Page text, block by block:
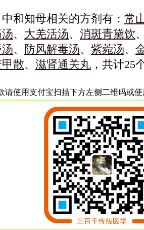
和知母相关的方剂有： 常
、 大羌活汤、 消斑青黛饮
、 防风解毒汤、 紫菀汤、
散、 滋肾通关丸 ，共计25
请使用支付宝扫描下方左侧二维码或